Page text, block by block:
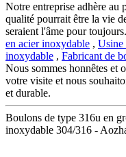
Notre entreprise adhère au
qualité pourrait être la vie
seraient l'âme pour toujours.
en acier inoxydable , Usine
inoxydable , Fabricant de
Nous sommes honnêtes et
votre visite et nous
et durable.
Boulons de type 316u en
inoxydable 304/316 -